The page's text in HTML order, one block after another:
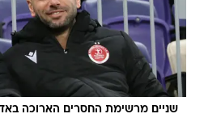
שניים מרשימת החסרים הארוכה